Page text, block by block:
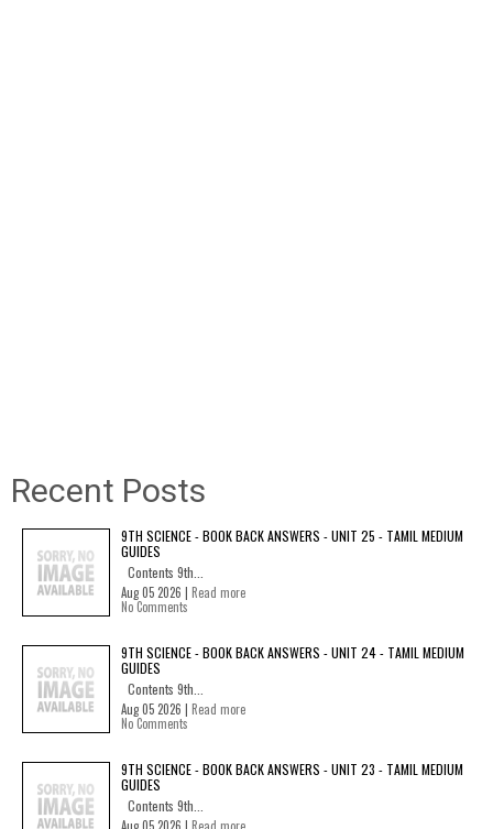
Recent Posts
9TH SCIENCE - BOOK BACK ANSWERS - UNIT 25 - TAMIL MEDIUM
GUIDES
Contents 9th...
Aug 05 2026 | Read more
No Comments
9TH SCIENCE - BOOK BACK ANSWERS - UNIT 24 - TAMIL MEDIUM
GUIDES
Contents 9th...
Aug 05 2026 | Read more
No Comments
9TH SCIENCE - BOOK BACK ANSWERS - UNIT 23 - TAMIL MEDIUM
GUIDES
Contents 9th...